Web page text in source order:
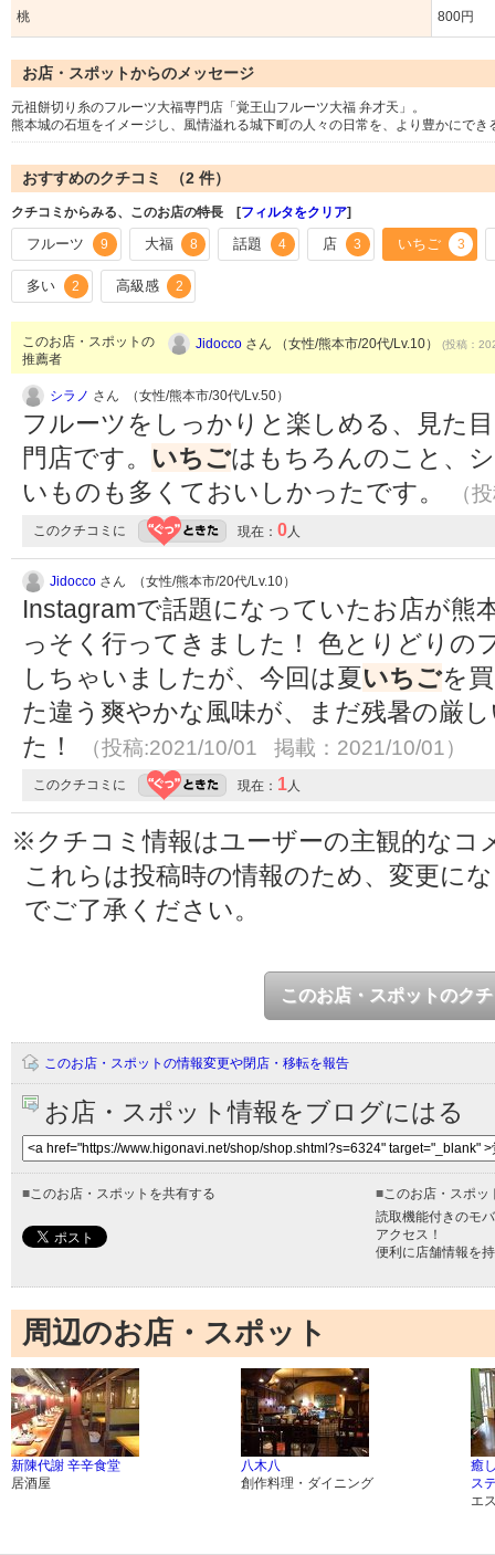
桃 800円
お店・スポットからのメッセージ
元祖餅切り糸のフルーツ大福専門店「覚王山フルーツ大福 弁才天」。
熊本城の石垣をイメージし、風情溢れる城下町の人々の日常を、より豊かにで
おすすめのクチコミ （2 件）
クチコミからみる、このお店の特長 [フィルタをクリア]
フルーツ 9 大福 8 話題 4 店 3 いちご 3
多い 2 高級感 2
このお店・スポットの
推薦者
Jidocco さん （女性/熊本市/20代/Lv.10） (投稿：
シラノ さん （女性/熊本市/30代/Lv.50）
フルーツをしっかりと楽しめる、見た
門店です。 いちごはもちろんのこと、
いものも多くておいしかったです。
（
このクチコミに 現在： 0人
Jidocco さん （女性/熊本市/20代/Lv.10）
Instagramで話題になっていたお店が熊
っそく行ってきました！ 色とりどりの
しちゃいましたが、今回は夏いちごを
た違う爽やかな風味が、まだ残暑の厳
た！
（投稿:2021/10/01 掲載：2021/10/01）
このクチコミに 現在： 1人
※クチコミ情報はユーザーの主観的なコ
これらは投稿時の情報のため、変更に
でご了承ください。
このお店・スポットのク
このお店・スポットの情報変更や閉店・移転を報告
お店・スポット情報をブログにはる
■このお店・スポットを共有する ■このお店・スポッ
読取機能付きのモ
アクセス！
便利に店舗情報を
周辺のお店・スポット
新陳代謝 辛辛食堂
居酒屋
八木八
創作料理・ダイニング
癒
ス
エ